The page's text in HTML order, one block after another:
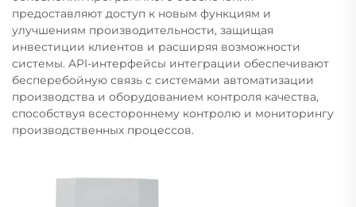
предоставляют доступ к новым функциям и
улучшениям производительности, защищая
инвестиции клиентов и расширяя возможности
системы. API-интерфейсы интеграции обеспечивают
бесперебойную связь с системами автоматизации
производства и оборудованием контроля качества,
способствуя всестороннему контролю и мониторингу
производственных процессов.